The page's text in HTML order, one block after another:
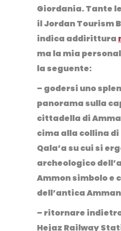
Giordania. Tante
ilJordan Tourism
indica addirittura
ma la mia
la seguente:
– godersi uno
panorama sulla
cittadella di
cima alla collina di
Qala’asu cui si
archeologico
Ammonsimbolo e
dell’antica
– ritornare
Hejaz Railway